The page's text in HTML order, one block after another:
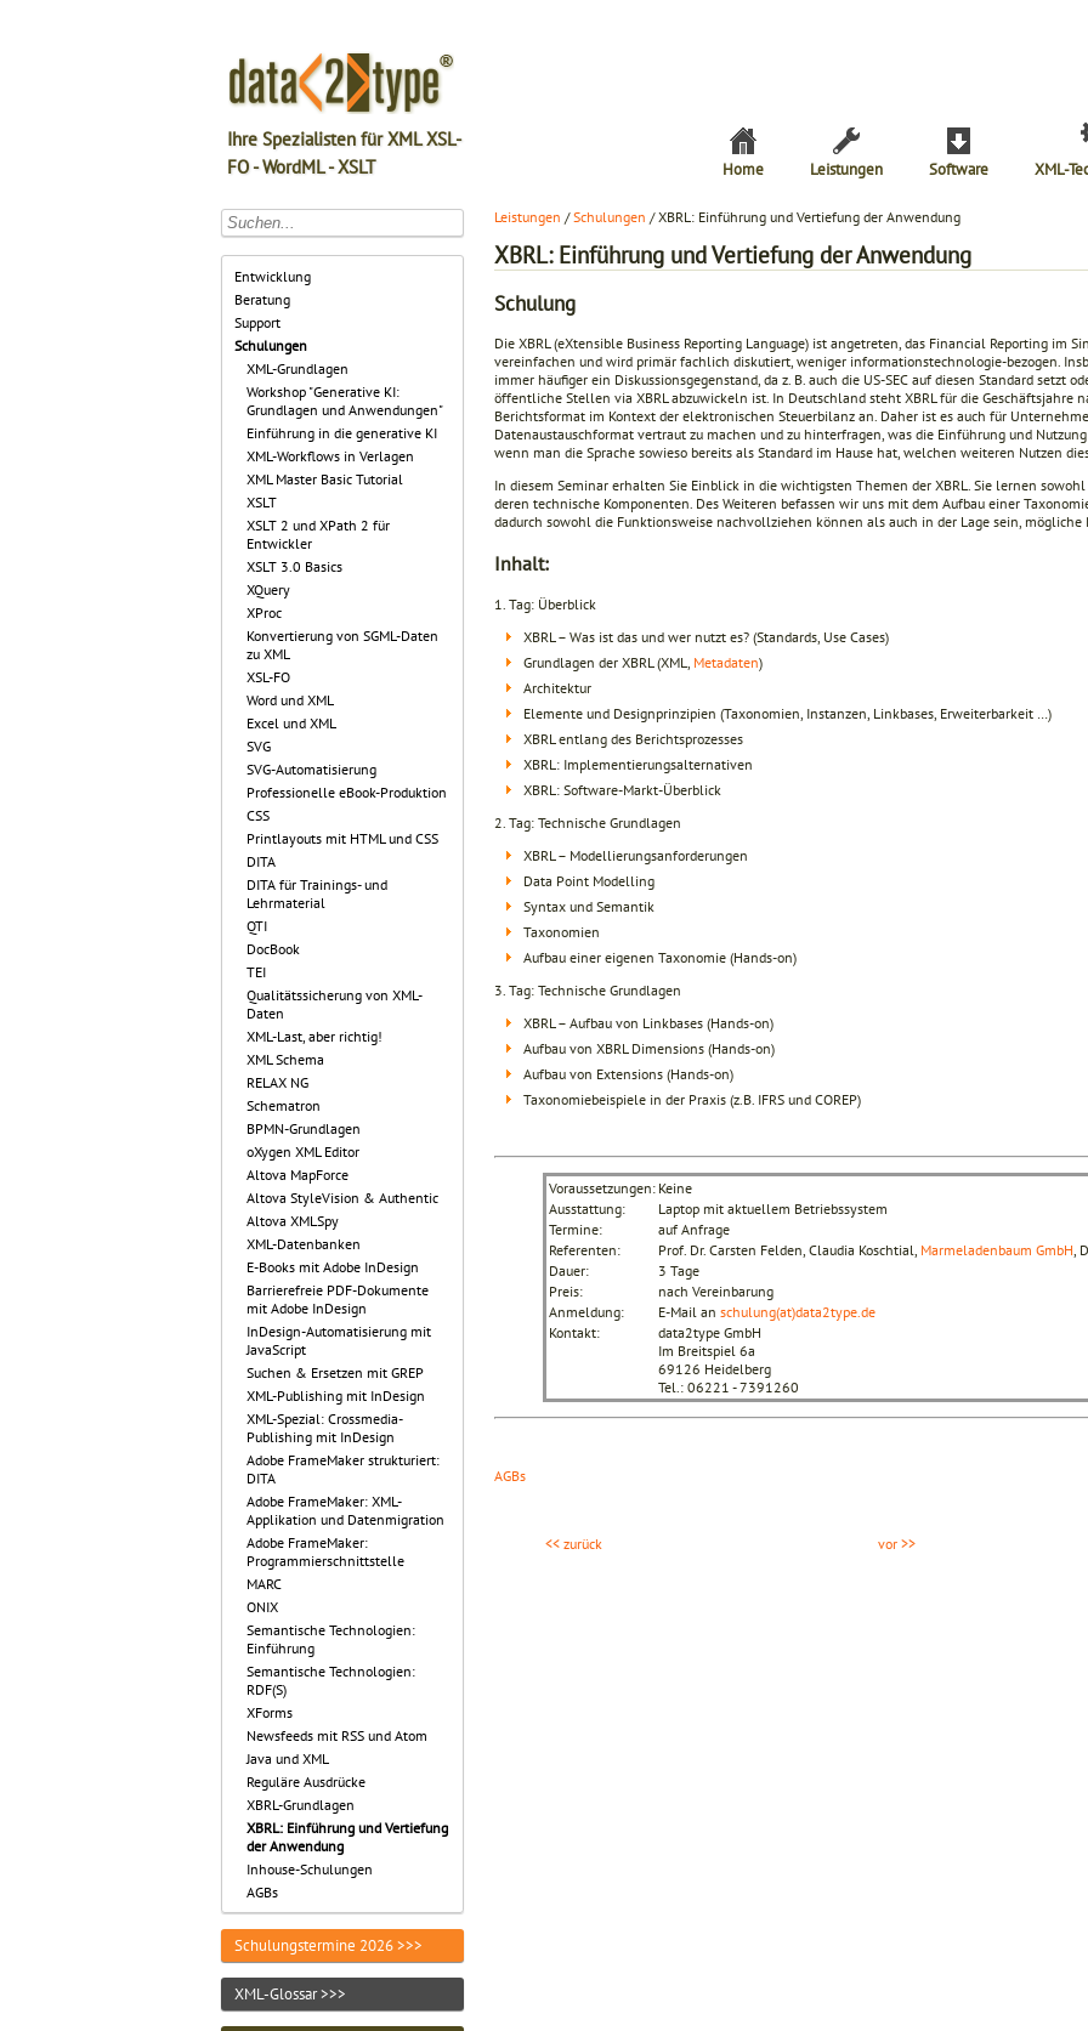
Ihre Spezialisten für XML XSL-
FO - WordML - XSLT
Home Leistungen Software XML-
Entwicklung
Beratung
Support
Schulungen
XML-Grundlagen
Workshop "Generative KI:
Grundlagen und Anwendungen"
Einführung in die generative KI
XML-Workflows in Verlagen
XML Master Basic Tutorial
XSLT
XSLT 2 und XPath 2 für
Entwickler
XSLT 3.0 Basics
XQuery
XProc
Konvertierung von SGML-Daten
zu XML
XSL-FO
Word und XML
Excel und XML
SVG
SVG-Automatisierung
Professionelle eBook-Produktion
CSS
Printlayouts mit HTML und CSS
DITA
DITA für Trainings- und
Lehrmaterial
QTI
DocBook
TEI
Qualitätssicherung von XML-
Daten
XML-Last, aber richtig!
XML Schema
RELAX NG
Schematron
BPMN-Grundlagen
oXygen XML Editor
Altova MapForce
Altova StyleVision & Authentic
Altova XMLSpy
XML-Datenbanken
E-Books mit Adobe InDesign
Barrierefreie PDF-Dokumente
mit Adobe InDesign
InDesign-Automatisierung mit
JavaScript
Suchen & Ersetzen mit GREP
XML-Publishing mit InDesign
XML-Spezial: Crossmedia-
Publishing mit InDesign
Adobe FrameMaker strukturiert:
DITA
Adobe FrameMaker: XML-
Applikation und Datenmigration
Adobe FrameMaker:
Programmierschnittstelle
MARC
ONIX
Semantische Technologien:
Einführung
Semantische Technologien:
RDF(S)
XForms
Newsfeeds mit RSS und Atom
Java und XML
Reguläre Ausdrücke
XBRL-Grundlagen
XBRL: Einführung und Vertiefung
der Anwendung
Inhouse-Schulungen
AGBs
Schulungstermine 2026 >>>
XML-Glossar >>>
Leistungen /Schulungen / XBRL: Einführung und Vertiefung der Anwendung
XBRL: Einführung und Vertiefung der Anwendung
Schulung
Die XBRL (eXtensible Business Reporting Language) ist angetreten, das Financial Reporting im
vereinfachen und wird primär fachlich diskutiert, weniger informationstechnologie-bezogen.
immer häufiger ein Diskussionsgegenstand, da z. B. auch die US-SEC auf diesen Standard setzt
öffentliche Stellen via XBRL abzuwickeln ist. In Deutschland steht XBRL für die Geschäftsjahre
Berichtsformat im Kontext der elektronischen Steuerbilanz an. Daher ist es auch für
Datenaustauschformat vertraut zu machen und zu hinterfragen, was die Einführung und
wenn man die Sprache sowieso bereits als Standard im Hause hat, welchen weiteren Nutzen
In diesem Seminar erhalten Sie Einblick in die wichtigsten Themen der XBRL. Sie lernen
deren technische Komponenten. Des Weiteren befassen wir uns mit dem Aufbau einer
dadurch sowohl die Funktionsweise nachvollziehen können als auch in der Lage sein,
Inhalt:
1. Tag: Überblick
XBRL – Was ist das und wer nutzt es? (Standards, Use Cases)
Grundlagen der XBRL (XML, Metadaten)
Architektur
Elemente und Designprinzipien (Taxonomien, Instanzen, Linkbases, Erweiterbarkeit …)
XBRL entlang des Berichtsprozesses
XBRL: Implementierungsalternativen
XBRL: Software-Markt-Überblick
2. Tag: Technische Grundlagen
XBRL – Modellierungsanforderungen
Data Point Modelling
Syntax und Semantik
Taxonomien
Aufbau einer eigenen Taxonomie (Hands-on)
3. Tag: Technische Grundlagen
XBRL – Aufbau von Linkbases (Hands-on)
Aufbau von XBRL Dimensions (Hands-on)
Aufbau von Extensions (Hands-on)
Taxonomiebeispiele in der Praxis (z.B. IFRS und COREP)
Voraussetzungen: Keine
Ausstattung:
Laptop mit aktuellem Betriebssystem
Termine:
auf Anfrage
Referenten:
Prof. Dr. Carsten Felden, Claudia Koschtial, Marmeladenbaum GmbH ,
Dauer:
3 Tage
Preis:
nach Vereinbarung
Anmeldung:
E-Mail an schulung(at)data2type.de
Kontakt:
data2type GmbH
Im Breitspiel 6a
69126 Heidelberg
Tel.: 06221 - 7391260
AGBs
<< zurück vor >>